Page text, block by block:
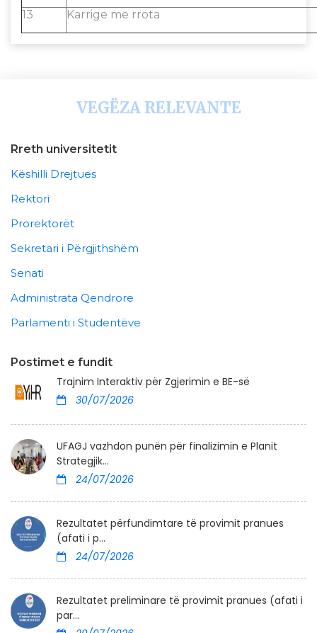
13
Karrige me rrota
VEGËZA RELEVANTE
Rreth universitetit
Këshilli Drejtues
Rektori
Prorektorët
Sekretari i Përgjithshëm
Senati
Administrata Qendrore
Parlamenti i Studentëve
Postimet e fundit
Trajnim Interaktiv për Zgjerimin e BE-së
30/07/2026
UFAGJ vazhdon punën për finalizimin e Planit
Strategjik...
24/07/2026
Rezultatet përfundimtare të provimit pranues
(afati i p...
24/07/2026
Rezultatet preliminare të provimit pranues (afati i
par...